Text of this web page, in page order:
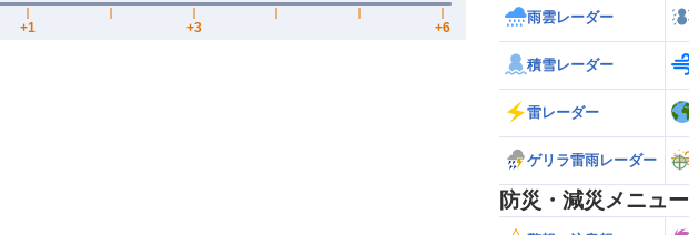
雨雲レーダー
積雪レーダー
雷レーダー
ゲリラ雷雨レーダー
防災・減災メニュー